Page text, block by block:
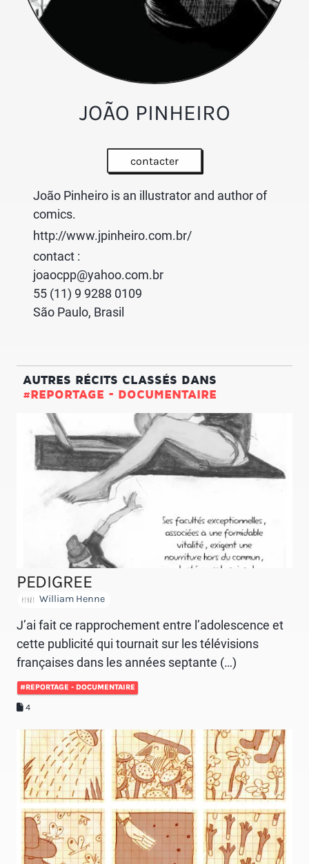
JOÃO PINHEIRO
contacter
João Pinheiro is an illustrator and author of
comics.
http://www.jpinheiro.com.br/
contact :
joaocpp@yahoo.com.br
55 (11) 9 9288 0109
São Paulo, Brasil
AUTRES RÉCITS CLASSÉS DANS
#REPORTAGE - DOCUMENTAIRE
PEDIGREE
William Henne
J’ai fait ce rapprochement entre l’adolescence et
cette publicité qui tournait sur les télévisions
françaises dans les années septante (…)
#REPORTAGE - DOCUMENTAIRE
4